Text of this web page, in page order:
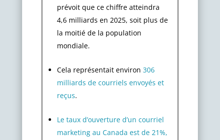
prévoit que ce chiffre atteindra
4,6 milliards en 2025, soit plus de
la moitié de la population
mondiale.
Cela représentait environ 306
milliards de courriels envoyés et
reçus.
Le taux d’ouverture d’un courriel
marketing au Canada est de 21%,